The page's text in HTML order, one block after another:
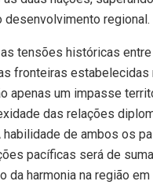
desenvolvimento regional.
as tensões históricas
fronteiras estabelecidas
apenas um impasse
das relações
habilidade de ambos os
pacíficas será de
da harmonia na região